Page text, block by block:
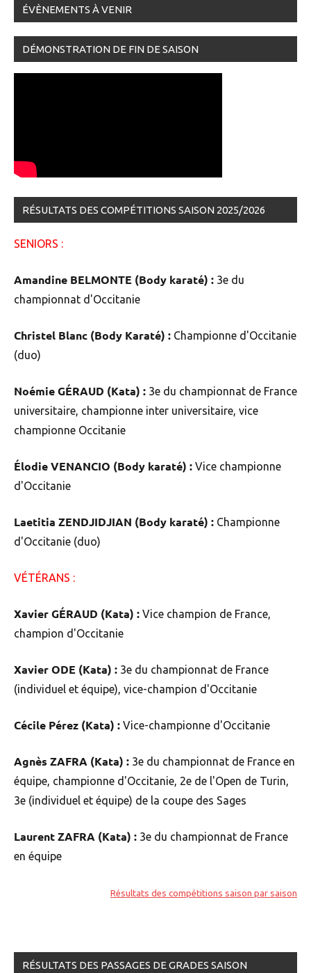
ÉVÈNEMENTS À VENIR
DÉMONSTRATION DE FIN DE SAISON
RÉSULTATS DES COMPÉTITIONS SAISON 2025/2026
SENIORS :
Amandine BELMONTE (Body karaté) : 3e du
championnat d'Occitanie
Christel Blanc (Body Karaté) : Championne d'Occitanie
(duo)
Noémie GÉRAUD (Kata) : 3e du championnat de France
universitaire, championne inter universitaire, vice
championne Occitanie
Élodie VENANCIO (Body karaté) : Vice championne
d'Occitanie
Laetitia ZENDJIDJIAN (Body karaté) : Championne
d'Occitanie (duo)
VÉTÉRANS :
Xavier GÉRAUD (Kata) : Vice champion de France,
champion d'Occitanie
Xavier ODE (Kata) : 3e du championnat de France
(individuel et équipe), vice-champion d'Occitanie
Cécile Pérez (Kata) : Vice-championne d'Occitanie
Agnès ZAFRA (Kata) : 3e du championnat de France en
équipe, championne d'Occitanie, 2e de l'Open de Turin,
3e (individuel et équipe) de la coupe des Sages
Laurent ZAFRA (Kata) : 3e du championnat de France
en équipe
Résultats des compétitions saison par saison
RÉSULTATS DES PASSAGES DE GRADES SAISON